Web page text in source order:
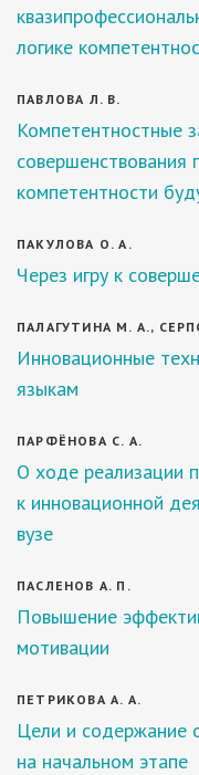
логике
ПАВЛОВА Л. В.
Компетентностные
компетентности
ПАКУЛОВА О. А.
Через игру к
ПАЛАГУТИНА М. А.,
Инновационные
языкам
ПАРФЁНОВА С. А.
О ходе реализации
к инновационной
вузе
ПАСЛЕНОВ А. П.
Повышение
мотивации
ПЕТРИКОВА А. А.
Цели и содержание
на начальном этапе